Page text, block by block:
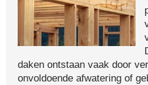
daken ontstaan vaak door
onvoldoende afwatering of